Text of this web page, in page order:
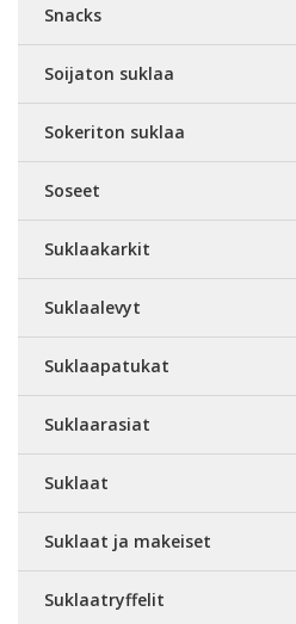
Snacks
Soijaton suklaa
Sokeriton suklaa
Soseet
Suklaakarkit
Suklaalevyt
Suklaapatukat
Suklaarasiat
Suklaat
Suklaat ja makeiset
Suklaatryffelit